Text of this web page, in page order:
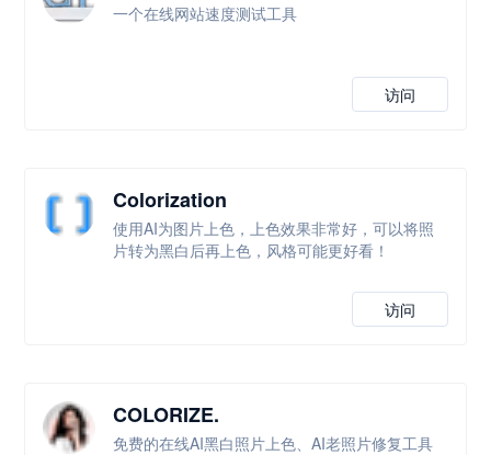
一个在线网站速度测试工具
访问
Colorization
使用AI为图片上色，上色效果非常好，可以将照
片转为黑白后再上色，风格可能更好看！
访问
COLORIZE.
免费的在线AI黑白照片上色、AI老照片修复工具